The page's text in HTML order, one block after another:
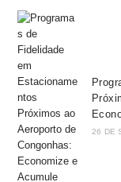
26 DE